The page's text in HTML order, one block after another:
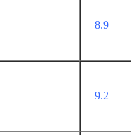
8.9
9.2